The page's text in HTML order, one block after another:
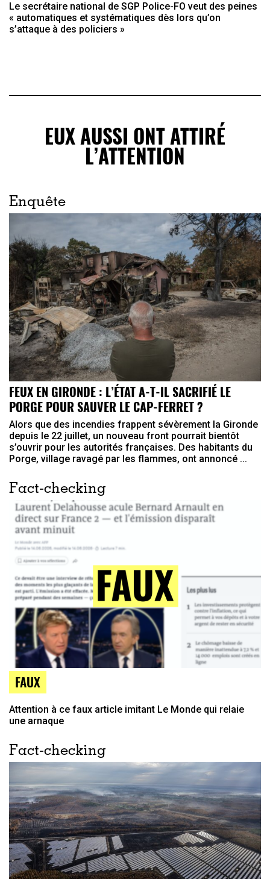
Le secrétaire national de SGP Police-FO veut des peines
« automatiques et systématiques dès lors qu’on
s’attaque à des policiers »
EUX AUSSI ONT ATTIRÉ
L’ATTENTION
Enquête
FEUX EN GIRONDE : L’ÉTAT A-T-IL SACRIFIÉ LE
PORGE POUR SAUVER LE CAP-FERRET ?
Alors que des incendies frappent sévèrement la Gironde
depuis le 22 juillet, un nouveau front pourrait bientôt
s’ouvrir pour les autorités françaises. Des habitants du
Porge, village ravagé par les flammes, ont annoncé ...
Fact-checking
FAUX
Attention à ce faux article imitant Le Monde qui relaie
une arnaque
Fact-checking